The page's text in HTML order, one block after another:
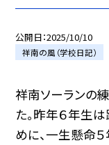
公開日 2025/10/10
祥南の風（学校日記）
祥南ソーランの
た。昨年６年生
めに、一生懸命